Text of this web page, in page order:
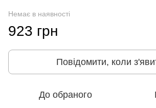
Немає в наявності
923 грн
Повідомити, коли
До обраного